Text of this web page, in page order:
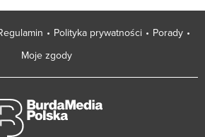
Polityka prywatności
Porady
Moje zgody